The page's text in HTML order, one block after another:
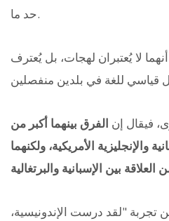
حد ما.
لا يُعتبران لهجات، بل يُعترف
فيقال إن الفرق بينهما أكبر من
والإنجليزية الأمريكية، ولكنهما
بين الإسبانية والبرتغالية
تجربة "لقد درست الإندونيسية،